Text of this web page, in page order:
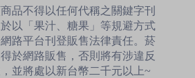
品不得以任何代稱之關鍵字刊
以「果汁、糖果」等規避方式
網路平台刊登販售法律責任。菸
於網路販售，否則將有涉違反
並將處以新台幣二千元以上~